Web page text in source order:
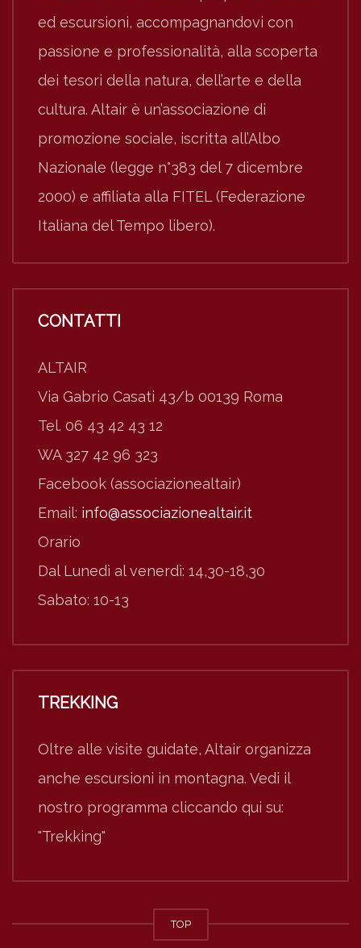
ed escursioni, accompagnandovi con
passione e professionalità, alla scoperta
dei tesori della natura, dell’arte e della
cultura. Altair è un’associazione di
promozione sociale, iscritta all’Albo
Nazionale (legge n°383 del 7 dicembre
2000) e affiliata alla FITEL (Federazione
Italiana del Tempo libero).
CONTATTI
ALTAIR
Via Gabrio Casati 43/b 00139 Roma
Tel. 06 43 42 43 12
WA 327 42 96 323
Facebook (associazionealtair)
Email: info@associazionealtair.it
Orario
Dal Lunedì al venerdì: 14,30-18,30
Sabato: 10-13
TREKKING
Oltre alle visite guidate, Altair organizza
anche escursioni in montagna. Vedi il
nostro programma cliccando qui su:
"Trekking"
TOP